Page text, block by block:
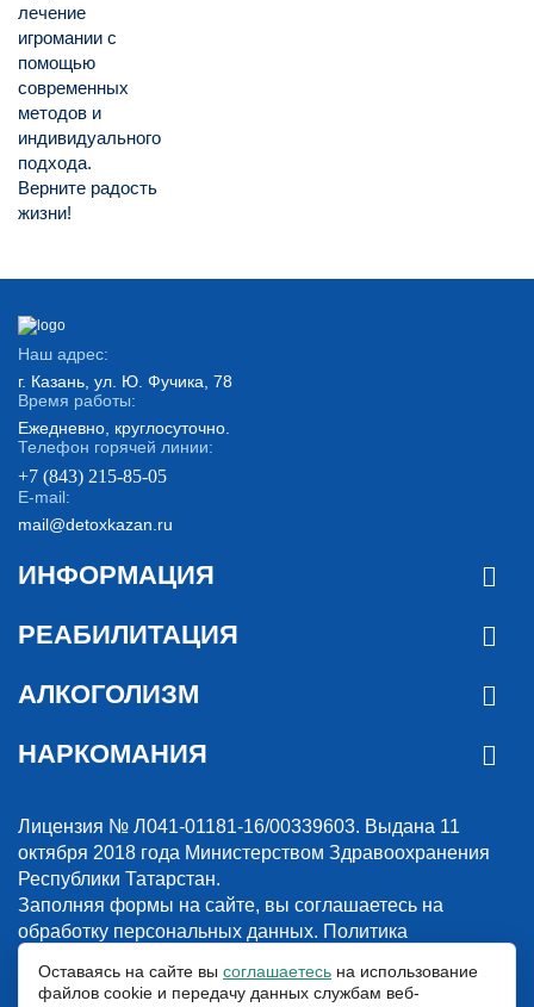
лечение
игромании с
помощью
современных
методов и
индивидуального
подхода.
Верните радость
жизни!
Наш адрес:
г. Казань, ул. Ю. Фучика, 78
Время работы:
Ежедневно, круглосуточно.
Телефон горячей линии:
+7 (843) 215-85-05
E-mail:
mail@detoxkazan.ru
ИНФОРМАЦИЯ
РЕАБИЛИТАЦИЯ
АЛКОГОЛИЗМ
НАРКОМАНИЯ
Лицензия № Л041-01181-16/00339603. Выдана 11
октября 2018 года Министерством Здравоохранения
Республики Татарстан.
Заполняя формы на сайте, вы соглашаетесь на
обработку персональных данных. Политика
© 2018-2026. Наркологическая клиника “Detox”. Все права защищены.
Оставаясь на сайте вы соглашаетесь на использование
файлов cookie и передачу данных службам веб-